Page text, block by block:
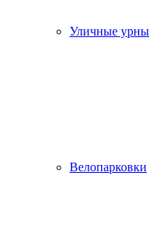
Уличные урны
Велопарковки